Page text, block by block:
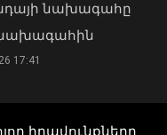
նախագահը
նախագահին
17:41